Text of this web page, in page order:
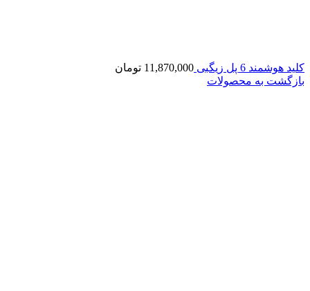
کلید هوشمند 6 پل زیگبی 11,870,000 تومان
بازگشت به محصولات